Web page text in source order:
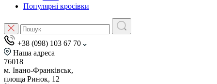
Популярні кросівки
+38 (098) 103 67 70
Наша адреса
76018
м. Івано-Франківськ,
площа Ринок, 12